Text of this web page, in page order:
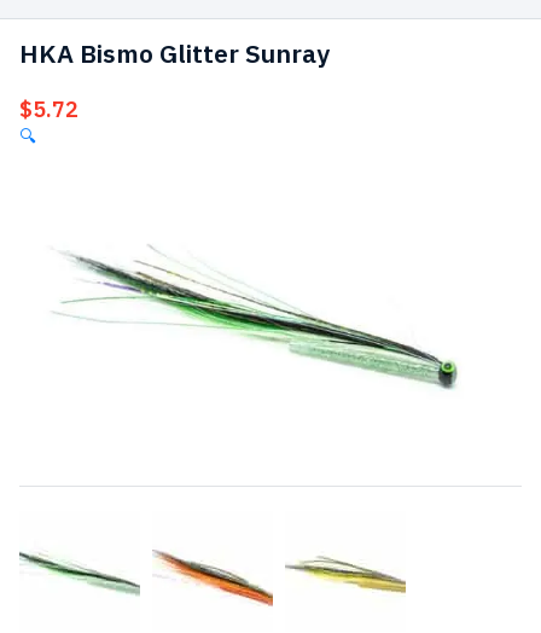
HKA Bismo Glitter Sunray
$5.72
🔍